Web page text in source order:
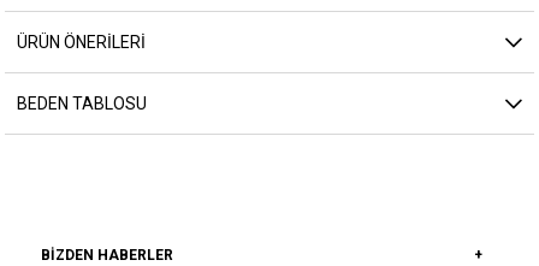
ÜRÜN ÖNERILERI
BEDEN TABLOSU
BIZDEN HABERLER